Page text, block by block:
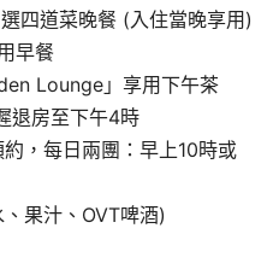
四道菜晚餐 (入住當晚享用)
早餐
Lounge」享用下午茶
退房至下午4時
，每日兩團：早上10時或
果汁、OVT啤酒)